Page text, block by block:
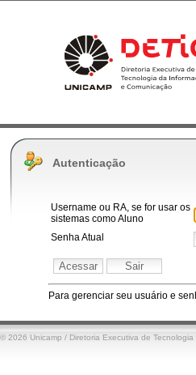
Autenticação
Username ou RA, se for usar os
sistemas como Aluno
Senha Atual
Para gerenciar seu usuário e
© 2026 Unicamp / Diretoria Executiva de